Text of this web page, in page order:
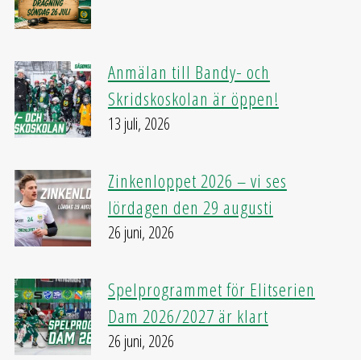
Anmälan till Bandy- och
Skridskoskolan är öppen!
13 juli, 2026
Zinkenloppet 2026 – vi ses
lördagen den 29 augusti
26 juni, 2026
Spelprogrammet för Elitserien
Dam 2026/2027 är klart
26 juni, 2026